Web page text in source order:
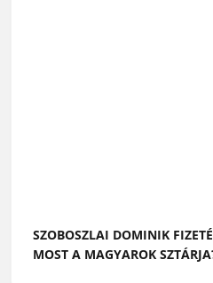
SZOBOSZLAI DOMINIK
MOST A MAGYAROK